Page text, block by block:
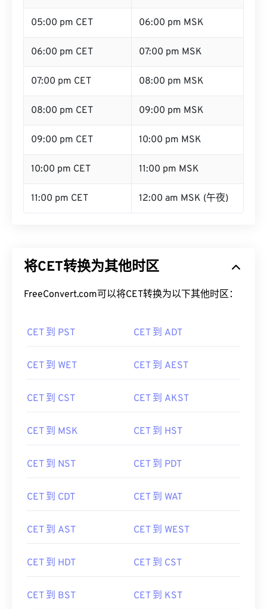
05:00 pm CET 06:00 pm MSK
06:00 pm CET 07:00 pm MSK
07:00 pm CET 08:00 pm MSK
08:00 pm CET 09:00 pm MSK
09:00 pm CET 10:00 pm MSK
10:00 pm CET 11:00 pm MSK
11:00 pm CET 12:00 am MSK (午夜)
将CET转换为其他时区
FreeConvert.com可以将CET转换为以下其他时区：
CET 到 PST CET 到 ADT
CET 到 WET CET 到 AEST
CET 到 CST CET 到 AKST
CET 到 MSK CET 到 HST
CET 到 NST CET 到 PDT
CET 到 CDT CET 到 WAT
CET 到 AST CET 到 WEST
CET 到 HDT CET 到 CST
CET 到 BST CET 到 KST